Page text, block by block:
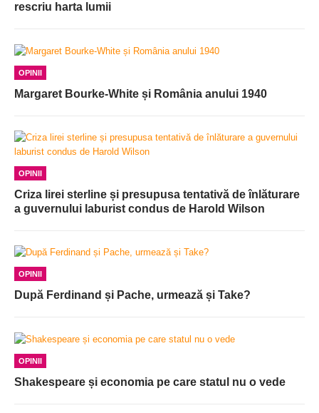
rescriu harta lumii
OPINII
Margaret Bourke-White și România anului 1940
OPINII
Criza lirei sterline și presupusa tentativă de înlăturare
a guvernului laburist condus de Harold Wilson
OPINII
După Ferdinand și Pache, urmează și Take?
OPINII
Shakespeare și economia pe care statul nu o vede